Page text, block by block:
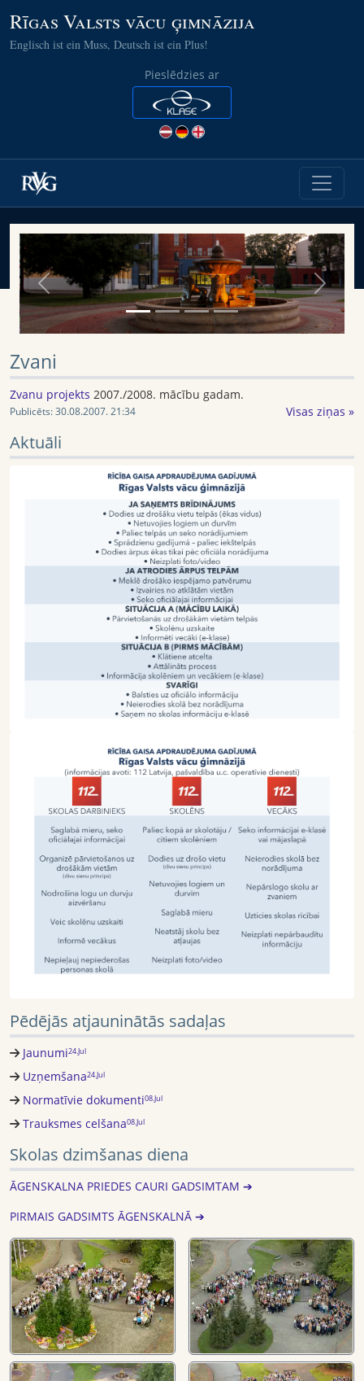
Rīgas Valsts vācu ģimnāzija
Englisch ist ein Muss, Deutsch ist ein Plus!
Pieslēdzies ar
Previous Next
Zvani
Zvanu projekts 2007./2008. mācību gadam.
Publicēts:30.08.2007. 21:34 Visas ziņas »
Aktuāli
Pēdējās atjauninātās sadaļas
Jaunumi24.Jul
Uzņemšana24.Jul
Normatīvie dokumenti08.Jul
Trauksmes celšana08.Jul
Skolas dzimšanas diena
ĀGENSKALNA PRIEDES CAURI GADSIMTAM ➔
PIRMAIS GADSIMTS ĀGENSKALNĀ ➔